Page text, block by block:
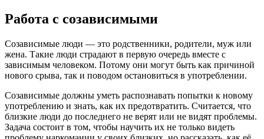
Работа с созависимыми
Созависимые люди — это родственники, родители, муж или
жена. Такие люди страдают в первую очередь вместе с
зависимым человеком. Потому они могут быть как причиной
нового срыва, так и поводом остановиться в употреблении.
Созависимые должны уметь распознавать попытки к новому
употреблению и знать, как их предотвратить. Считается, что
близкие люди до последнего не верят или не видят проблемы.
Задача состоит в том, чтобы научить их не только видеть